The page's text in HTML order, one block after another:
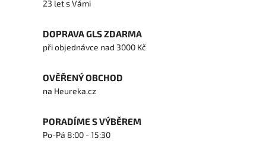
23 let s Vámi
DOPRAVA GLS ZDARMA
při objednávce nad 3000 Kč
OVĚŘENÝ OBCHOD
na Heureka.cz
PORADÍME S VÝBĚREM
Po-Pá 8:00 - 15:30